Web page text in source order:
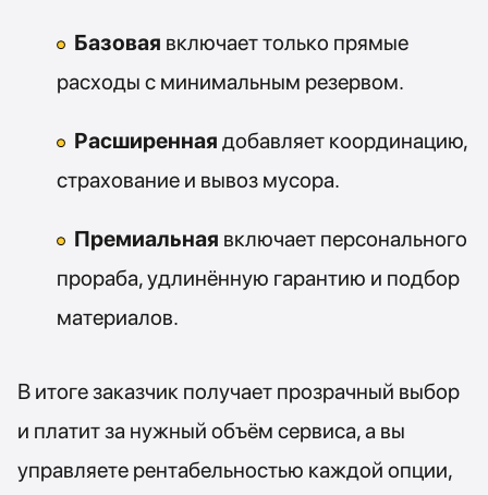
Базовая включает только прямые
расходы с минимальным резервом.
Расширенная добавляет координацию,
страхование и вывоз мусора.
Премиальная включает персонального
прораба, удлинённую гарантию и подбор
материалов.
В итоге заказчик получает прозрачный выбор
и платит за нужный объём сервиса, а вы
управляете рентабельностью каждой опции,